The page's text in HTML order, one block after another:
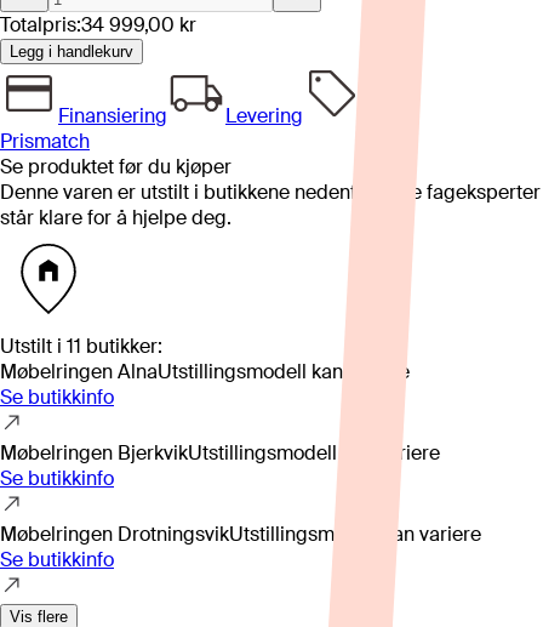
Totalpris:34 999,00 kr
Legg i handlekurv
Finansiering
Levering
Prismatch
Se produktet før du kjøper
Denne varen er utstilt i butikkene nedenfor. Våre fageksperter
står klare for å hjelpe deg.
Utstilt i 11 butikker:
Møbelringen AlnaUtstillingsmodell kan variere
Se butikkinfo
Møbelringen BjerkvikUtstillingsmodell kan variere
Se butikkinfo
Møbelringen DrotningsvikUtstillingsmodell kan variere
Se butikkinfo
Vis flere